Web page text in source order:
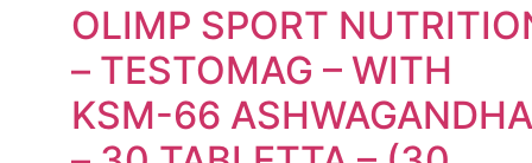
OLIMP SPORT
– TESTOMAG – WITH
KSM-66 ASHWAGANDHA